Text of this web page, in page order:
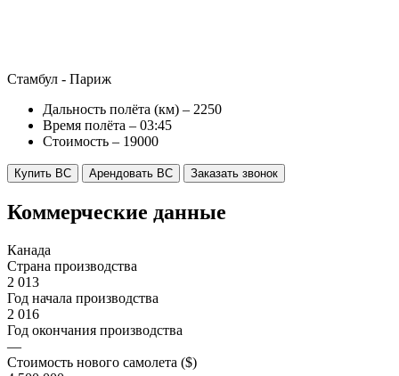
Стамбул - Париж
Дальность полёта (км) – 2250
Время полёта – 03:45
Стоимость – 19000
Купить ВС Арендовать ВС Заказать звонок
Коммерческие данные
Канада
Страна производства
2 013
Год начала производства
2 016
Год окончания производства
—
Стоимость нового самолета ($)